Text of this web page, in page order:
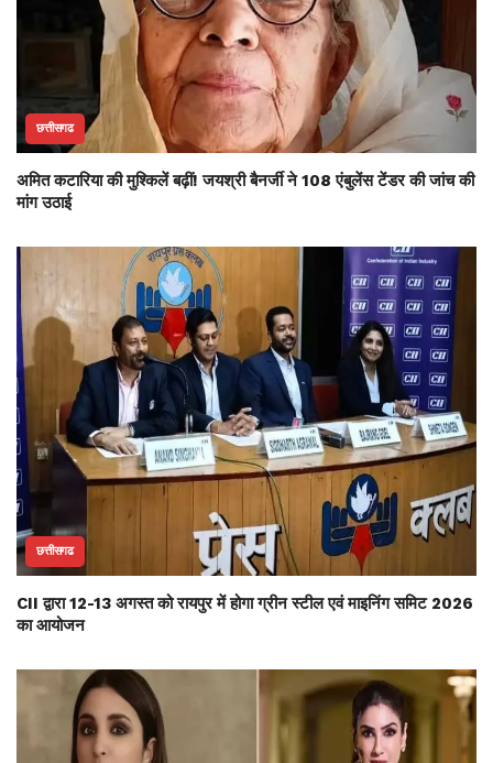
छत्तीसगढ
अमित कटारिया की मुश्किलें बढ़ीं! जयश्री बैनर्जी ने 108 एंबुलेंस टेंडर की जांच की
मांग उठाई
छत्तीसगढ
CII द्वारा 12-13 अगस्त को रायपुर में होगा ग्रीन स्टील एवं माइनिंग समिट 2026
का आयोजन